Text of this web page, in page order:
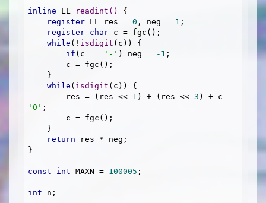
inline LL readint ()
{
register LL res = 0 , neg = 1 ;
register char c = fgc();
while (! isdigit (c)) {
if (c == '-' ) neg = -1 ;
while ( isdigit (c)) {
        res = (res <<
1 ) + (res << 3
'0' ;
return res * neg;
}
const int MAXN = 100005 ;
int n;